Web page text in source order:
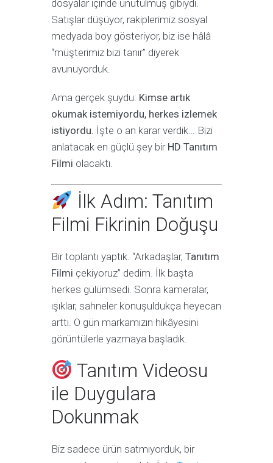
dosyalar içinde unutulmuş gibiydi.
Satışlar düşüyor, rakiplerimiz sosyal
medyada boy gösteriyor, biz ise hâlâ
“müşterimiz bizi tanır” diyerek
avunuyorduk.
Ama gerçek şuydu: Kimse artık
okumak istemiyordu, herkes izlemek
istiyordu. İşte o an karar verdik… Bizi
anlatacak en güçlü şey bir HD Tanıtım
Filmi olacaktı.
İlk Adım: Tanıtım
Filmi Fikrinin Doğuşu
Bir toplantı yaptık. “Arkadaşlar, Tanıtım
Filmi çekiyoruz” dedim. İlk başta
herkes gülümsedi. Sonra kameralar,
ışıklar, sahneler konuşuldukça heyecan
arttı. O gün markamızın hikâyesini
görüntülerle yazmaya başladık.
Tanıtım Videosu
ile Duygulara
Dokunmak
Biz sadece ürün satmıyorduk, bir